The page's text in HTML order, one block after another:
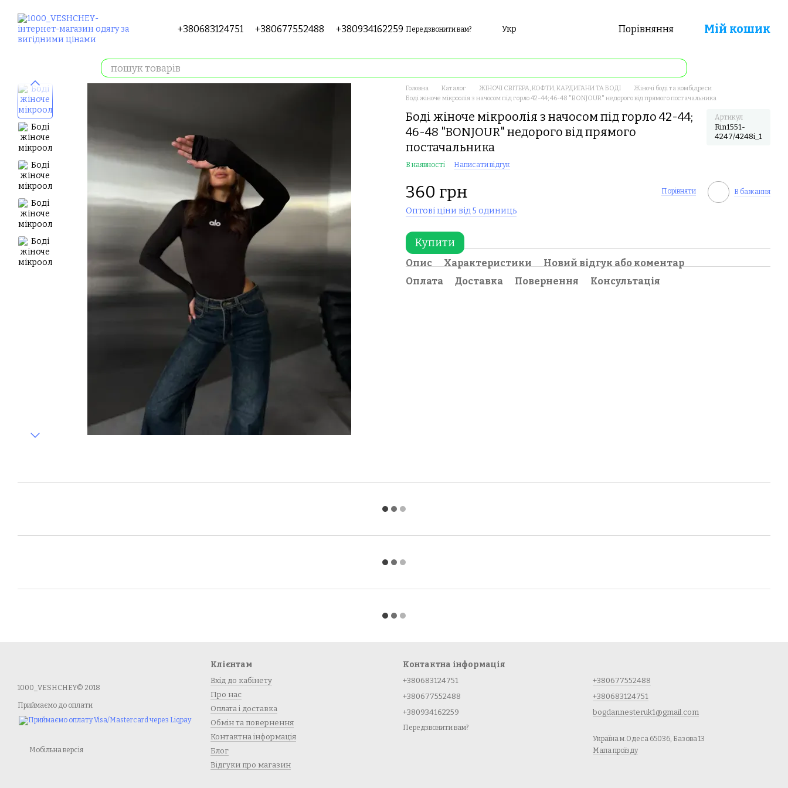
+380683124751 +380677552488 +380934162259 Передзвонити вам? Укр Порівняння Мій кошик
Головна Каталог ЖІНОЧІ СВІТЕРА, КОФТИ, КАРДИГАНИ ТА БОДІ
Жіночі боді та комбідреси
Боді жіноче мікроолія з начосом під горло 42-44; 46-48 "BONJOUR" недорого від прямого постачальника
Боді жіноче мікроолія з начосом під горло 42-44;
46-48 "BONJOUR" недорого від прямого
постачальника
Артикул
Rin1551-
4247/4248i_1
В наявності Написати відгук
360 грн Порівняти В бажання
Оптові ціни від 5 одиниць
Купити
Опис Характеристики
Новий відгук або коментар
Оплата
Доставка Повернення Консультація
1000_VESHCHEY© 2018
Приймаємо до оплати
Мобільна версія
Клієнтам
Вхід до кабінету
Про нас
Оплата і доставка
Обмін та повернення
Контактна інформація
Блог
Відгуки про магазин
Контактна інформація
+380683124751
+380677552488
+380934162259
Передзвонити вам?
+380677552488
+380683124751
bogdannesteruk1@gmail.com
Україна м.Одеса 65036, Базова 13
Мапа проїзду